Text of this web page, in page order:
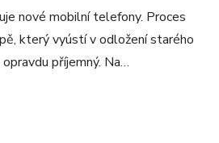
nové mobilní telefony. Proces
který vyústí v odložení starého
příjemný. Na…